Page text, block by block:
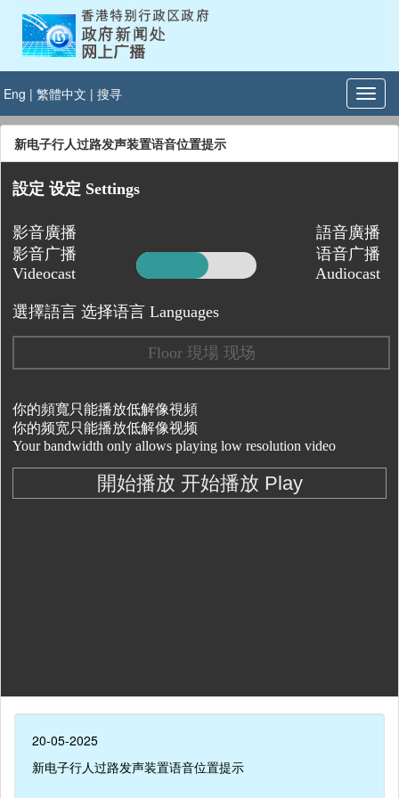
Eng | 繁體中文 | 搜寻
新电子行人过路发声装置语音位置提示
20-05-2025
新电子行人过路发声装置语音位置提示